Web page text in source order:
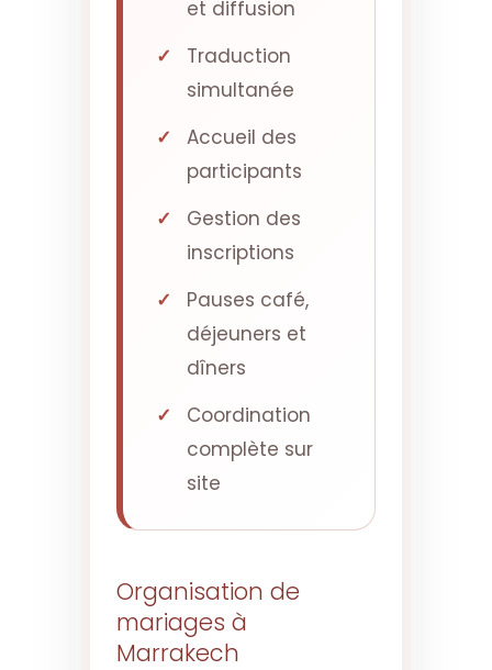
et diffusion
Traduction
simultanée
Accueil des
participants
Gestion des
inscriptions
Pauses café,
déjeuners et
dîners
Coordination
complète sur
site
Organisation de
mariages à
Marrakech